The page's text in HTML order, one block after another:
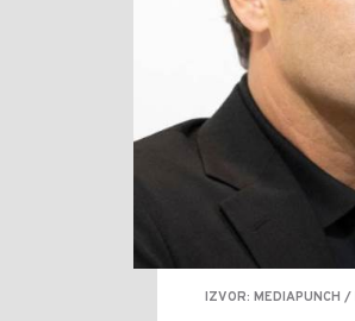
IZVOR: MEDIAPUNCH